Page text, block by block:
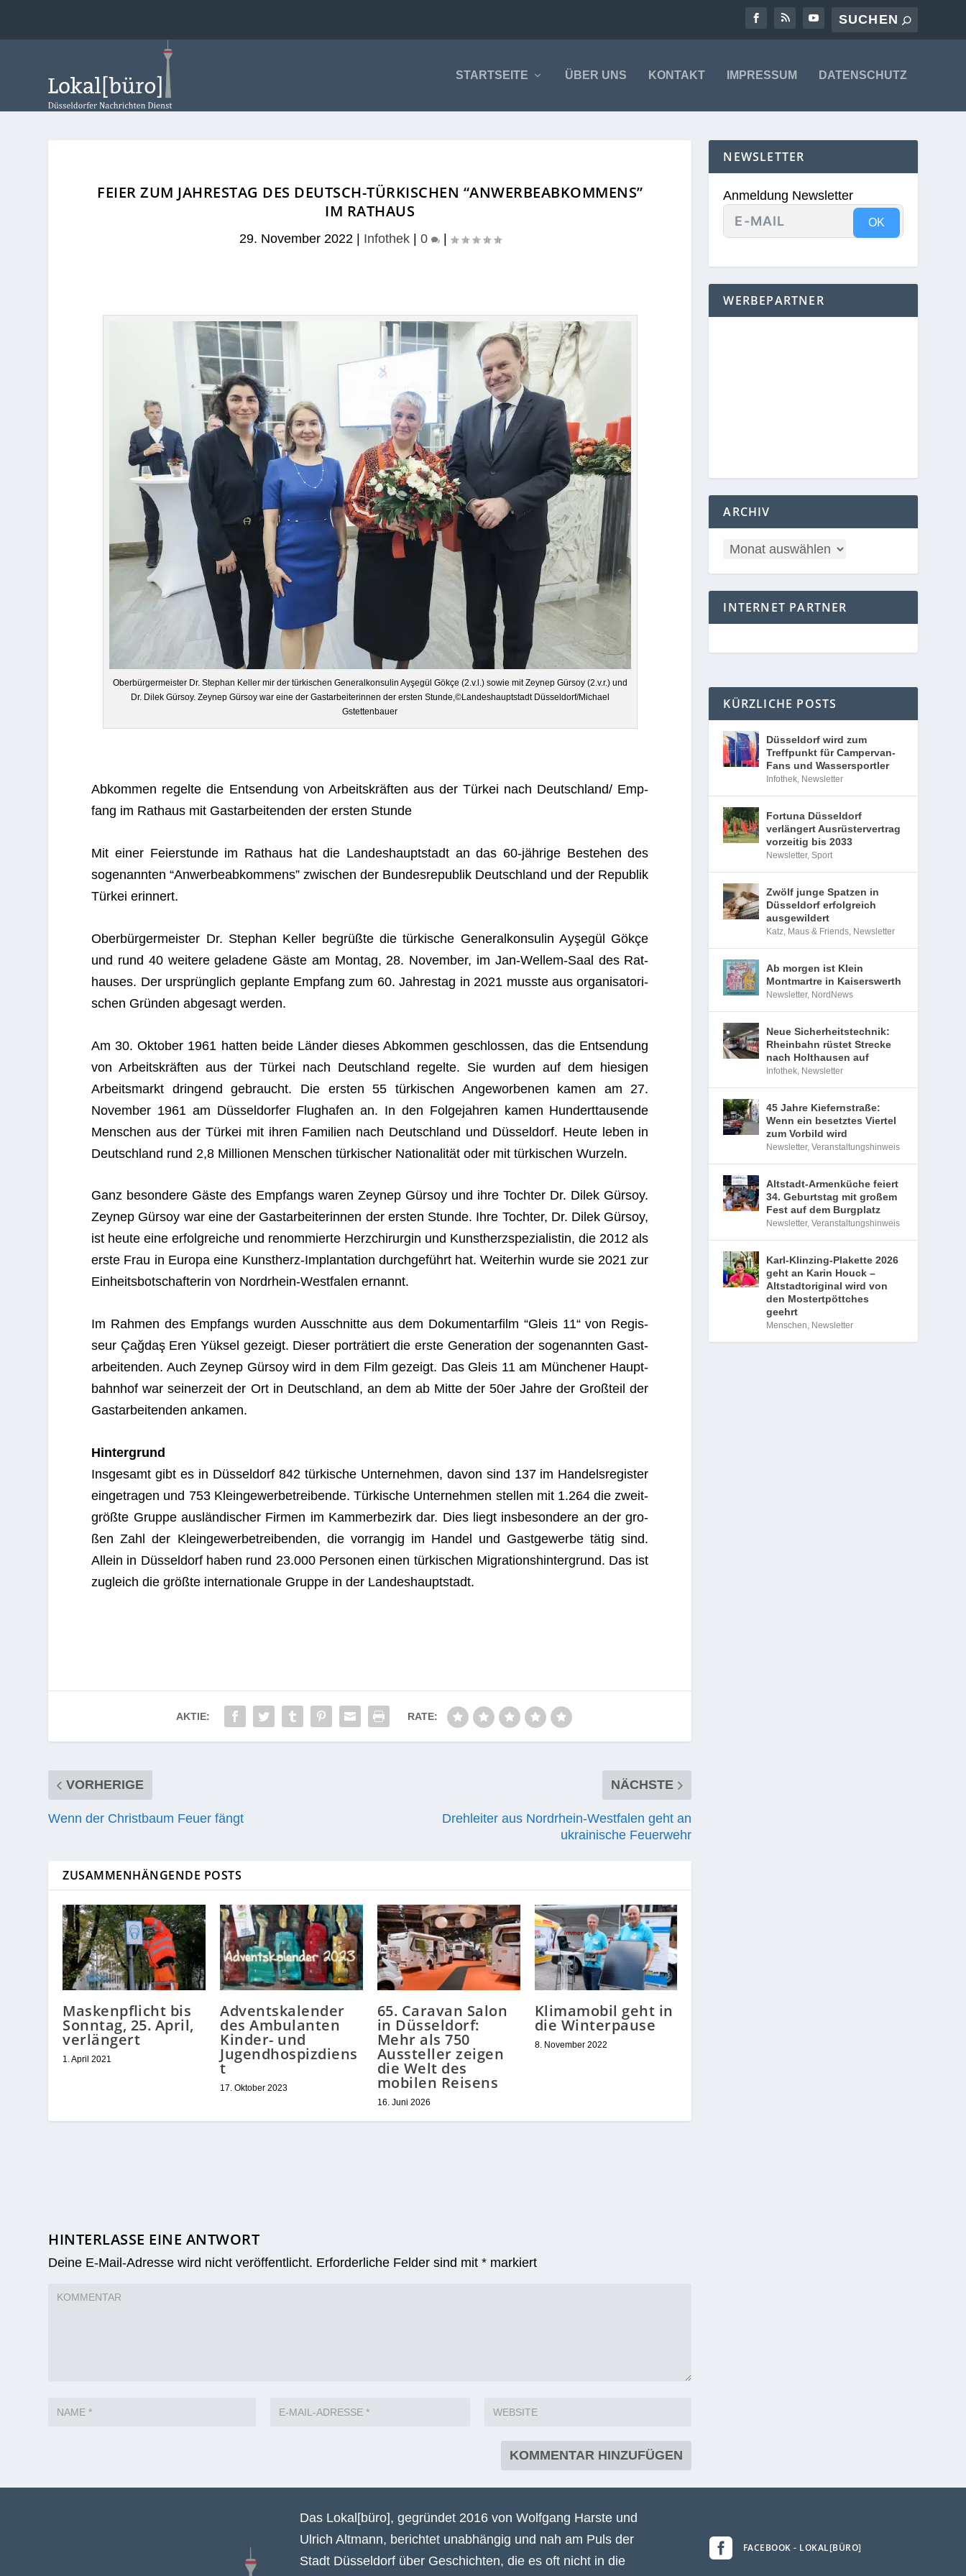
STARTSEITE ÜBER UNS KONTAKT IMPRESSUM DATENSCHUTZ
FEIER ZUM JAHRESTAG DES DEUTSCH-TÜRKISCHEN “ANWERBEABKOMMENS”
IM RATHAUS
29. November 2022| Infothek| 0 |
Ober­bür­ger­meis­ter Dr. Ste­phan Kel­ler mir der tür­ki­schen Gene­ral­kon­su­lin Ayşe­gül Gökçe (2.v.l.) sowie mit Zeynep Gür­soy (2.v.r.) und
Dr. Dilek Gür­soy. Zeynep Gür­soy war eine der Gast­ar­bei­te­rin­nen der ers­ten Stunde,©Landeshauptstadt Düsseldorf/Michael
Gstettenbauer
Abkom­men regelte die Ent­sen­dung von Arbeits­kräf­ten aus der Tür­kei nach Deutschland/ Emp­
fang im Rat­haus mit Gast­ar­bei­ten­den der ers­ten Stunde
Mit einer Fei­er­stunde im Rat­haus hat die Lan­des­haupt­stadt an das 60-jäh­rige Bestehen des
soge­nann­ten “Anwer­be­ab­kom­mens” zwi­schen der Bun­des­re­pu­blik Deutsch­land und der Repu­blik
Tür­kei erinnert.
Ober­bür­ger­meis­ter Dr. Ste­phan Kel­ler begrüßte die tür­ki­sche Gene­ral­kon­su­lin Ayşe­gül Gökçe
und rund 40 wei­tere gela­dene Gäste am Mon­tag, 28. Novem­ber, im Jan-Wel­lem-Saal des Rat­
hau­ses. Der ursprüng­lich geplante Emp­fang zum 60. Jah­res­tag in 2021 musste aus orga­ni­sa­to­ri­
schen Grün­den abge­sagt werden.
Am 30. Okto­ber 1961 hat­ten beide Län­der die­ses Abkom­men geschlos­sen, das die Ent­sen­dung
von Arbeits­kräf­ten aus der Tür­kei nach Deutsch­land regelte. Sie wur­den auf dem hie­si­gen
Arbeits­markt drin­gend gebraucht. Die ers­ten 55 tür­ki­schen Ange­wor­be­nen kamen am 27.
Novem­ber 1961 am Düs­sel­dor­fer Flug­ha­fen an. In den Fol­ge­jah­ren kamen Hun­dert­tau­sende
Men­schen aus der Tür­kei mit ihren Fami­lien nach Deutsch­land und Düs­sel­dorf. Heute leben in
Deutsch­land rund 2,8 Mil­lio­nen Men­schen tür­ki­scher Natio­na­li­tät oder mit tür­ki­schen Wurzeln.
Ganz beson­dere Gäste des Emp­fangs waren Zeynep Gür­soy und ihre Toch­ter Dr. Dilek Gür­soy.
Zeynep Gür­soy war eine der Gast­ar­bei­te­rin­nen der ers­ten Stunde. Ihre Toch­ter, Dr. Dilek Gür­soy,
ist heute eine erfolg­rei­che und renom­mierte Herz­chir­ur­gin und Kunst­herz­spe­zia­lis­tin, die 2012 als
erste Frau in Europa eine Kunst­herz-Implan­ta­tion durch­ge­führt hat. Wei­ter­hin wurde sie 2021 zur
Ein­heits­bot­schaf­te­rin von Nord­rhein-West­fa­len ernannt.
Im Rah­men des Emp­fangs wur­den Aus­schnitte aus dem Doku­men­tar­film “Gleis 11“ von Regis­
seur Çağ­daş Eren Yük­sel gezeigt. Die­ser por­trä­tiert die erste Gene­ra­tion der soge­nann­ten Gast­
ar­bei­ten­den. Auch Zeynep Gür­soy wird in dem Film gezeigt. Das Gleis 11 am Mün­che­ner Haupt­
bahn­hof war sei­ner­zeit der Ort in Deutsch­land, an dem ab Mitte der 50er Jahre der Groß­teil der
Gast­ar­bei­ten­den ankamen.
Hin­ter­grund
Ins­ge­samt gibt es in Düs­sel­dorf 842 tür­ki­sche Unter­neh­men, davon sind 137 im Han­dels­re­gis­ter
ein­ge­tra­gen und 753 Klein­ge­wer­be­trei­bende. Tür­ki­sche Unter­neh­men stel­len mit 1.264 die zweit­
größte Gruppe aus­län­di­scher Fir­men im Kam­mer­be­zirk dar. Dies liegt ins­be­son­dere an der gro­
ßen Zahl der Klein­ge­wer­be­trei­ben­den, die vor­ran­gig im Han­del und Gast­ge­werbe tätig sind.
Allein in Düs­sel­dorf haben rund 23.000 Per­so­nen einen tür­ki­schen Migra­ti­ons­hin­ter­grund. Das ist
zugleich die größte inter­na­tio­nale Gruppe in der Landeshauptstadt.
AKTIE: RATE:
VORHERIGE
Wenn der Christbaum Feuer fängt
NÄCHSTE
Drehleiter aus Nordrhein-Westfalen geht an
ukrainische Feuerwehr
ZUSAMMENHÄNGENDE POSTS
Maskenpflicht bis
Sonntag, 25. April,
verlängert
1. April 2021
Adventskalender
des Ambulanten
Kinder- und
Jugendhospizdiens
t
17. Oktober 2023
65. Caravan Salon
in Düsseldorf:
Mehr als 750
Aussteller zeigen
die Welt des
mobilen Reisens
16. Juni 2026
Klimamobil geht in
die Winterpause
8. November 2022
HINTERLASSE EINE ANTWORT
Deine E-Mail-Adresse wird nicht veröffentlicht. Erforderliche Felder sind mit* markiert
NEWSLETTER
Anmeldung Newsletter
OK
WERBEPARTNER
ARCHIV
INTERNET PARTNER
KÜRZLICHE POSTS
Düsseldorf wird zum
Treffpunkt für Campervan-
Fans und Wassersportler
Infothek, Newsletter
Fortuna Düsseldorf
verlängert Ausrüstervertrag
vorzeitig bis 2033
Newsletter,Sport
Zwölf junge Spatzen in
Düsseldorf erfolgreich
ausgewildert
Katz, Maus & Friends, Newsletter
Ab morgen ist Klein
Montmartre in Kaiserswerth
Newsletter, NordNews
Neue Sicherheitstechnik:
Rheinbahn rüstet Strecke
nach Holthausen auf
Infothek, Newsletter
45 Jahre Kiefernstraße:
Wenn ein besetztes Viertel
zum Vorbild wird
Newsletter,Veranstaltungshinweis
Altstadt-Armenküche feiert
34. Geburtstag mit großem
Fest auf dem Burgplatz
Newsletter,Veranstaltungshinweis
Karl-Klinzing-Plakette 2026
geht an Karin Houck –
Altstadtoriginal wird von
den Mostertpöttches
geehrt
Menschen, Newsletter
Das Lokal[büro], gegründet 2016 von Wolfgang Harste und
Ulrich Altmann, berichtet unabhängig und nah am Puls der
Stadt Düsseldorf über Geschichten, die es oft nicht in die
 FACEBOOK - LOKAL[BÜRO]